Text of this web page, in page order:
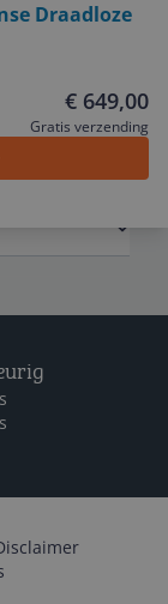
Draadloze
€ 649,00
Gratis verzending